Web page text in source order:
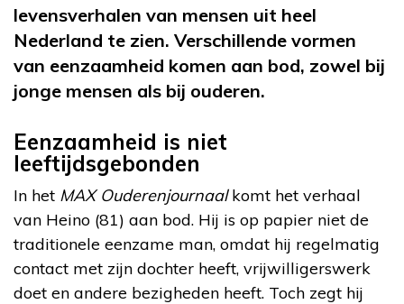
levensverhalen van mensen uit heel
Nederland te zien. Verschillende vormen
van eenzaamheid komen aan bod, zowel bij
jonge mensen als bij ouderen.
Eenzaamheid is niet
leeftijdsgebonden
In het MAX Ouderenjournaalkomt het verhaal
van Heino (81) aan bod. Hij is op papier niet de
traditionele eenzame man, omdat hij regelmatig
contact met zijn dochter heeft, vrijwilligerswerk
doet en andere bezigheden heeft. Toch zegt hij